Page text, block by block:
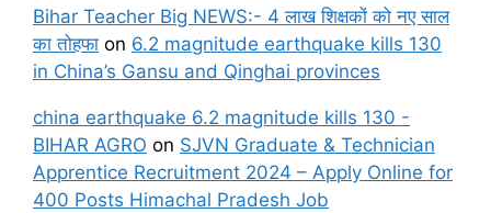
Bihar Teacher Big NEWS:- 4 लाख शिक्षकों को नए साल
का तोहफा on 6.2 magnitude earthquake kills 130
in China’s Gansu and Qinghai provinces
china earthquake 6.2 magnitude kills 130 -
BIHAR AGRO on SJVN Graduate & Technician
Apprentice Recruitment 2024 – Apply Online for
400 Posts Himachal Pradesh Job